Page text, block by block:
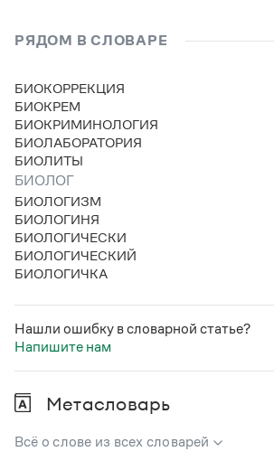
Все книги
РЯДОМ В СЛОВАРЕ
БИОКОРРЕКЦИЯ
БИОКРЕМ
БИОКРИМИНОЛОГИЯ
БИОЛАБОРАТОРИЯ
БИОЛИТЫ
БИОЛОГ
БИОЛОГИЗМ
БИОЛОГИНЯ
БИОЛОГИЧЕСКИ
БИОЛОГИЧЕСКИЙ
БИОЛОГИЧКА
Нашли ошибку в словарной статье?
Напишите нам
Метасловарь
Всё о слове из всех словарей